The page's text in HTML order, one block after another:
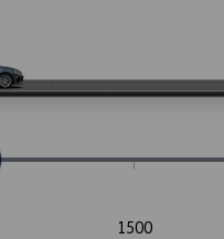
1500